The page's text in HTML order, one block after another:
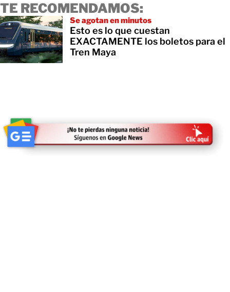
TE RECOMENDAMOS:
Se agotan en minutos
Esto es lo que cuestan
EXACTAMENTE los boletos para el
Tren Maya